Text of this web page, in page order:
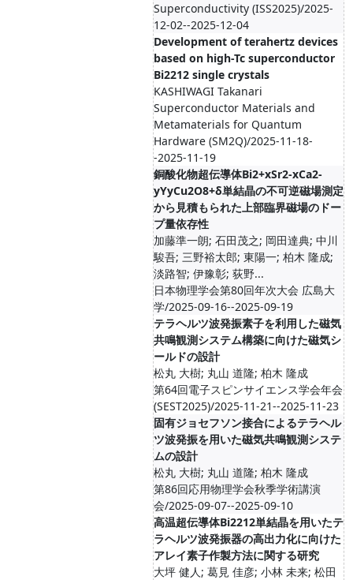
Superconductivity (ISS2025)/2025-
12-02--2025-12-04
Development of terahertz devices
based on high-Tc superconductor
Bi2212 single crystals
KASHIWAGI Takanari
Superconductor Materials and
Metamaterials for Quantum
Hardware (SM2Q)/2025-11-18-
-2025-11-19
銅酸化物超伝導体Bi2+xSr2-xCa2-
yYyCu2O8+δ単結晶の不可逆磁場測定
から見積もられた上部臨界磁場のドー
プ量依存性
加藤準一朗; 石田茂之; 岡田達典; 中川
駿吾; 三野裕太郎; 東陽一; 柏木 隆成;
淡路智; 伊豫彰; 荻野...
日本物理学会第80回年次大会 広島大
学/2025-09-16--2025-09-19
テラヘルツ波発振素⼦を利⽤した磁気
共鳴観測システム構築に向けた磁気シ
ールドの設計
松丸 大樹; 丸山 道隆; 柏木 隆成
第64回電子スピンサイエンス学会年会
(SEST2025)/2025-11-21--2025-11-23
固有ジョセフソン接合によるテラヘル
ツ波発振を用いた磁気共鳴観測システ
ムの設計
松丸 大樹; 丸山 道隆; 柏木 隆成
第86回応用物理学会秋季学術講演
会/2025-09-07--2025-09-10
高温超伝導体Bi2212単結晶を用いたテ
ラヘルツ波発振器の高出力化に向けた
アレイ素子作製方法に関する研究
大坪 健人; 葛見 佳彦; 小林 未来; 松田